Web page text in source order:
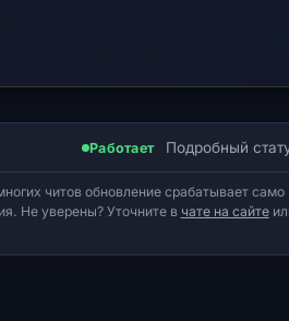
Работает Подробный
читов обновление срабатывает само
Не уверены? Уточните в чате на сайте